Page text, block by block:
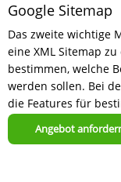
Google Sitemap
Das zweite wichtige
eine XML Sitemap
bestimmen, welche
werden sollen. Bei
die Features für
Angebot